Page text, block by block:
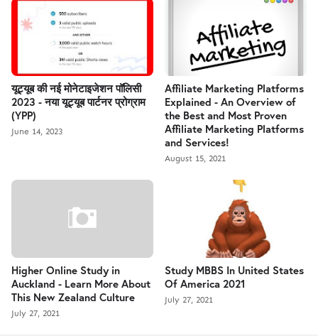
यूट्यूब की नई मोनेटाइजेशन पॉलिसी
2023 - नया यूट्यूब पार्टनर प्रोग्राम
(YPP)
June 14, 2023
Affiliate Marketing Platforms
Explained - An Overview of
the Best and Most Proven
Affiliate Marketing Platforms
and Services!
August 15, 2021
Higher Online Study in
Auckland - Learn More About
This New Zealand Culture
July 27, 2021
Study MBBS In United States
Of America 2021
July 27, 2021